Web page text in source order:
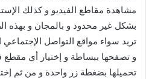
مشاهدة مقاطع الفيديو و كذلك
بشكل غير محدود و بالمجان و بهذه
تريد سواء مواقع التواصل
و تصفحها ببساطة و إختيار أي مقطع
تحميلها بضغطة زر واحدة و من ثم